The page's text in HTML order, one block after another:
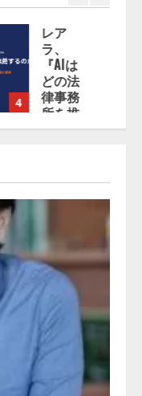
4
レア
ラ、
『AIは
どの法
律事務
所を推
薦する
つのAI
で実態
調査を
実施
2026/08/06/11:53:44